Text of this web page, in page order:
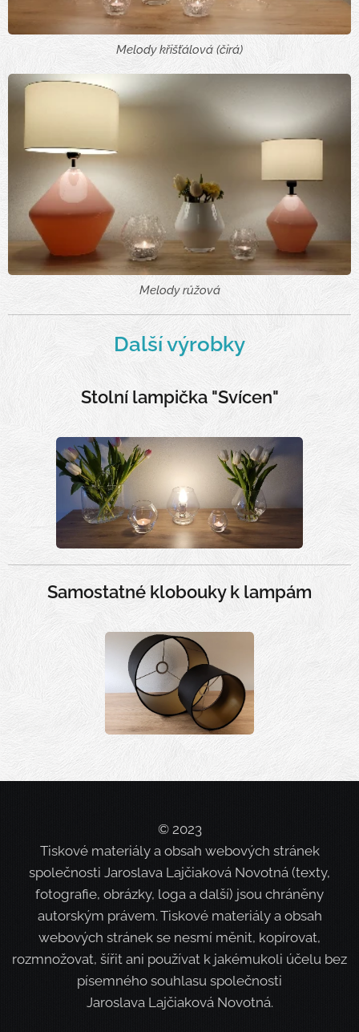
Melody křišťálová (čirá)
Melody růžová
Další výrobky
Stolní lampička "Svícen"
Samostatné klobouky k lampám
© 2023
Tiskové materiály a obsah webových stránek
společnosti Jaroslava Lajčiaková Novotná (texty,
fotografie, obrázky, loga a další) jsou chráněny
autorským právem. Tiskové materiály a obsah
webových stránek se nesmí měnit, kopírovat,
rozmnožovat, šířit ani používat k jakémukoli účelu bez
písemného souhlasu společnosti
Jaroslava Lajčiaková Novotná.